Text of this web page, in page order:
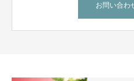
お問い合わ